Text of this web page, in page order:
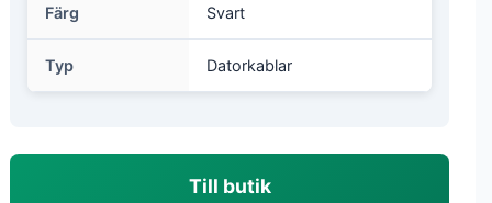
Färg Svart
Typ Datorkablar
Till butik